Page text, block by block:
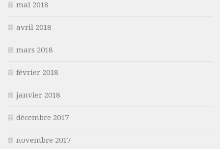
mai 2018
avril 2018
mars 2018
février 2018
janvier 2018
décembre 2017
novembre 2017